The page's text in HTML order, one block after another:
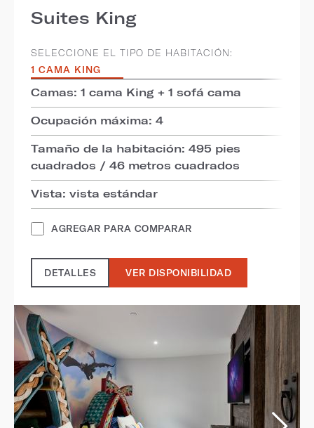
Suites King
SELECCIONE EL TIPO DE HABITACIÓN:
1 CAMA KING
Camas: 1 cama King + 1 sofá cama
Ocupación máxima: 4
Tamaño de la habitación: 495 pies
cuadrados / 46 metros cuadrados
Vista: vista estándar
AGREGAR PARA COMPARAR
DETALLES VER DISPONIBILIDAD